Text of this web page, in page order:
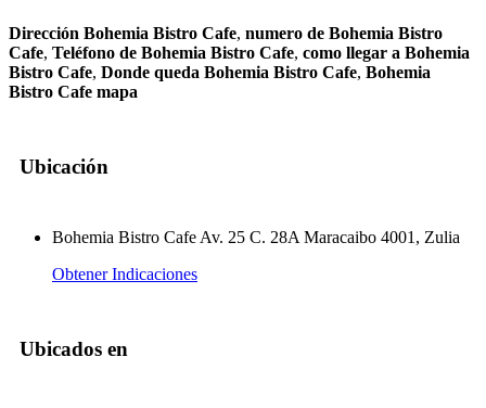
Dirección Bohemia Bistro Cafe, numero de Bohemia Bistro
Cafe, Teléfono de Bohemia Bistro Cafe, como llegar a Bohemia
Bistro Cafe, Donde queda Bohemia Bistro Cafe, Bohemia
Bistro Cafe mapa
Ubicación
Bohemia Bistro Cafe Av. 25 C. 28A Maracaibo 4001, Zulia
Obtener Indicaciones
Ubicados en